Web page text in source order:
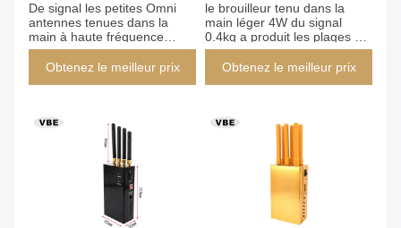
De signal les petites Omni
antennes tenues dans la
main à haute fréquence
ISO9001 du brouilleur 4PCS
ont approuvé
Obtenez le meilleur prix
le brouilleur tenu dans la
main léger 4W du signal
0.4kg a produit les plages de
fréquence bloquantes
étendues
Obtenez le meilleur prix